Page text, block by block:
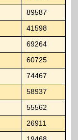
89587
41598
69264
60725
74467
58937
55562
26911